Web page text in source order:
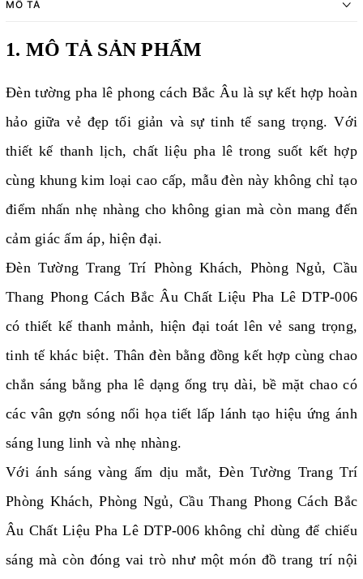
MÔ TẢ
1. MÔ TẢ SẢN PHẨM
Đèn tường pha lê phong cách Bắc Âu là sự kết hợp hoàn
hảo giữa vẻ đẹp tối giản và sự tinh tế sang trọng. Với
thiết kế thanh lịch, chất liệu pha lê trong suốt kết hợp
cùng khung kim loại cao cấp, mẫu đèn này không chỉ tạo
điểm nhấn nhẹ nhàng cho không gian mà còn mang đến
cảm giác ấm áp, hiện đại.
Đèn Tường Trang Trí Phòng Khách, Phòng Ngủ, Cầu
Thang Phong Cách Bắc Âu Chất Liệu Pha Lê DTP-006
có thiết kế thanh mảnh, hiện đại toát lên vẻ sang trọng,
tinh tế khác biệt. Thân đèn bằng đồng kết hợp cùng chao
chắn sáng bằng pha lê dạng ống trụ dài, bề mặt chao có
các vân gợn sóng nổi họa tiết lấp lánh tạo hiệu ứng ánh
sáng lung linh và nhẹ nhàng.
Với ánh sáng vàng ấm dịu mắt, Đèn Tường Trang Trí
Phòng Khách, Phòng Ngủ, Cầu Thang Phong Cách Bắc
Âu Chất Liệu Pha Lê DTP-006 không chỉ dùng để chiếu
sáng mà còn đóng vai trò như một món đồ trang trí nội